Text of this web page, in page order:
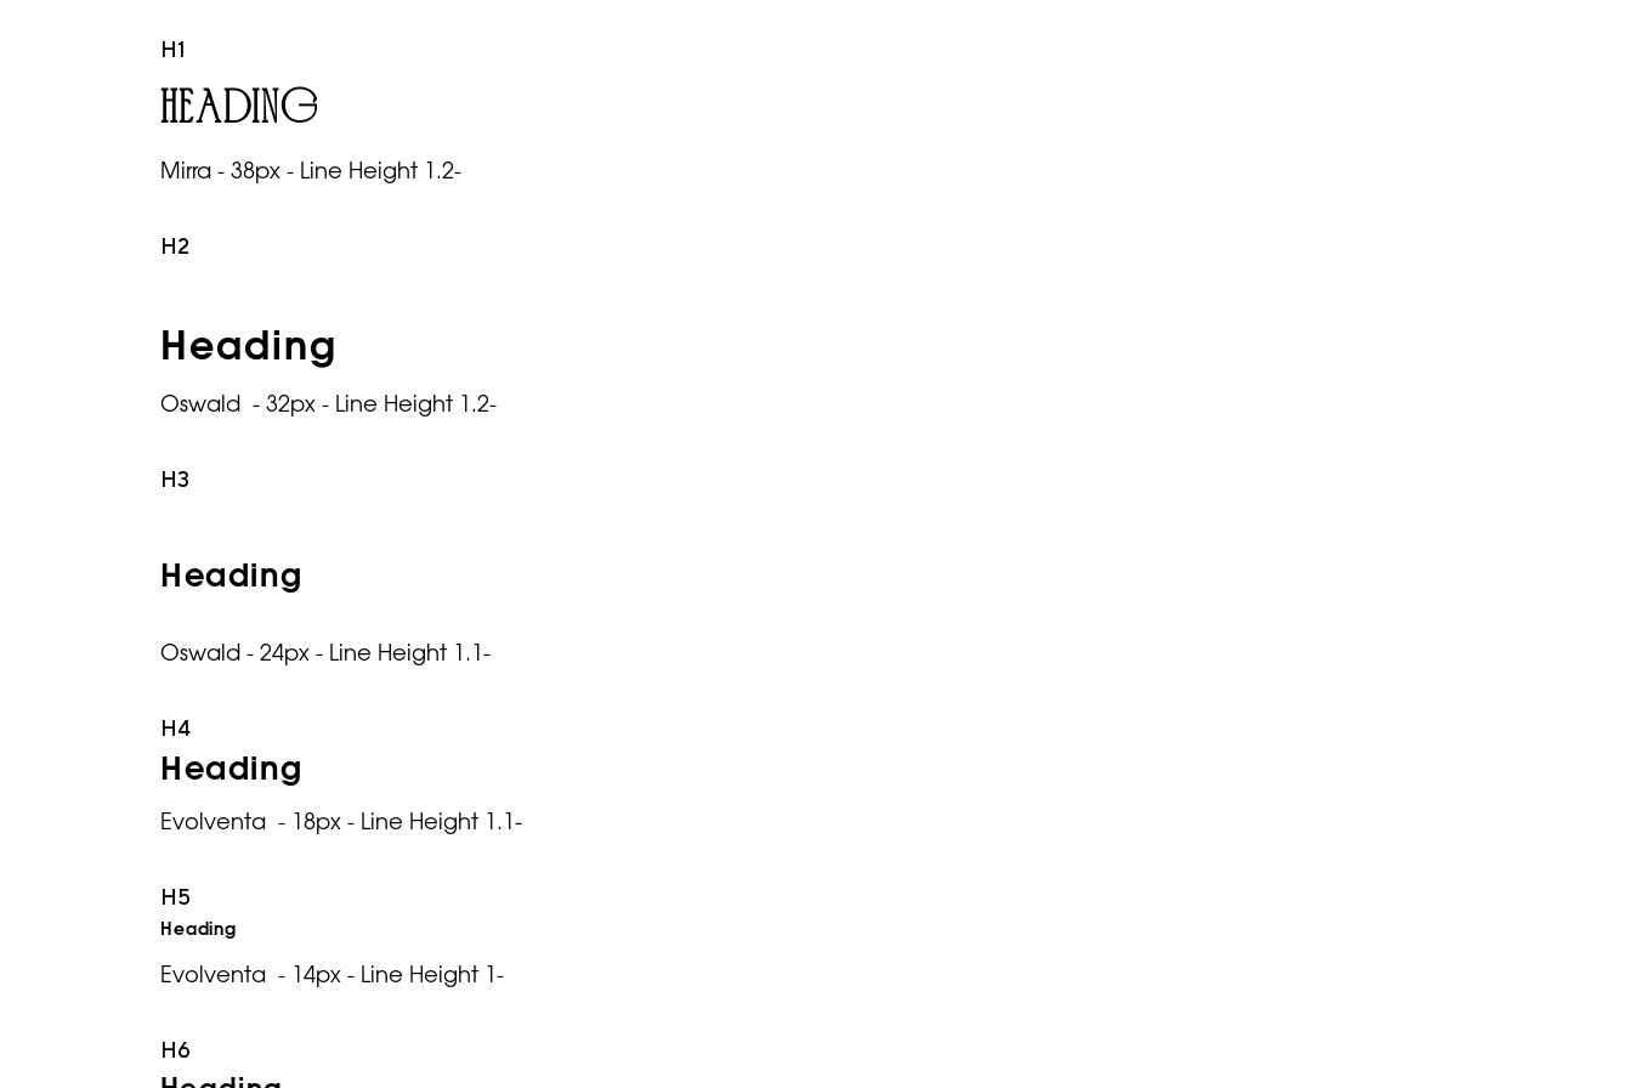
H1
Heading
Mirra - 38px - Line Height 1.2-
H2
Heading
Oswald - 32px - Line Height 1.2-
H3
Heading
Oswald - 24px - Line Height 1.1-
H4
Heading
Evolventa - 18px - Line Height 1.1-
H5
Heading
Evolventa - 14px - Line Height 1-
H6